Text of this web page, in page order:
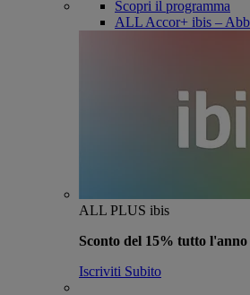
Scopri il programma
ALL Accor+ ibis –
ALL PLUS ibis
Sconto del 15% tutto l'anno
Iscriviti Subito